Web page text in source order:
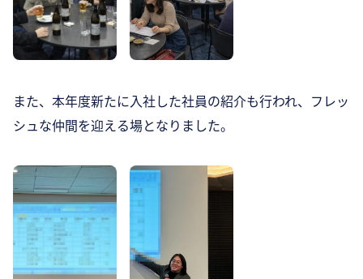
また、本年度新たに入社した社員の紹介も行われ、フレッ
シュな仲間を迎える場となりました。